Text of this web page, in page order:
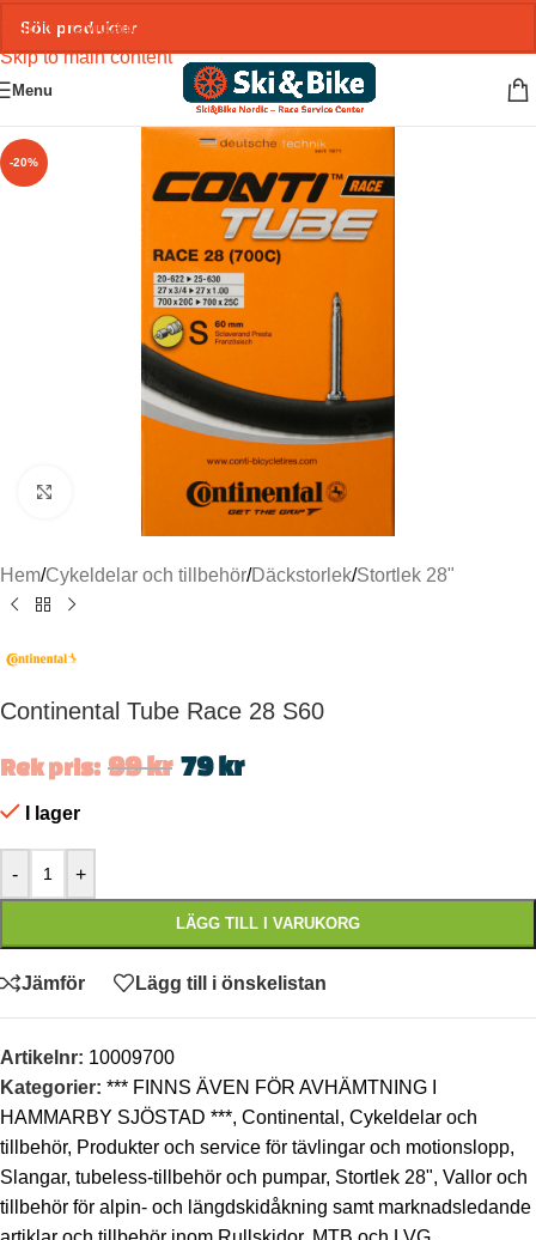
Skip to navigation
Skip to main content
Menu
-20%
Click to enlarge
Hem/Cykeldelar och tillbehör/Däckstorlek/Stortlek 28"
Continental Tube Race 28 S60
Rek pris: 99kr 79kr
I lager
- +
LÄGG TILL I VARUKORG
Jämför Lägg till i önskelistan
Artikelnr: 10009700
Kategorier: *** FINNS ÄVEN FÖR AVHÄMTNING I
HAMMARBY SJÖSTAD ***, Continental , Cykeldelar och
tillbehör, Produkter och service för tävlingar och motionslopp,
Slangar, tubeless-tillbehör och pumpar, Stortlek 28", Vallor och
tillbehör för alpin- och längdskidåkning samt marknadsledande